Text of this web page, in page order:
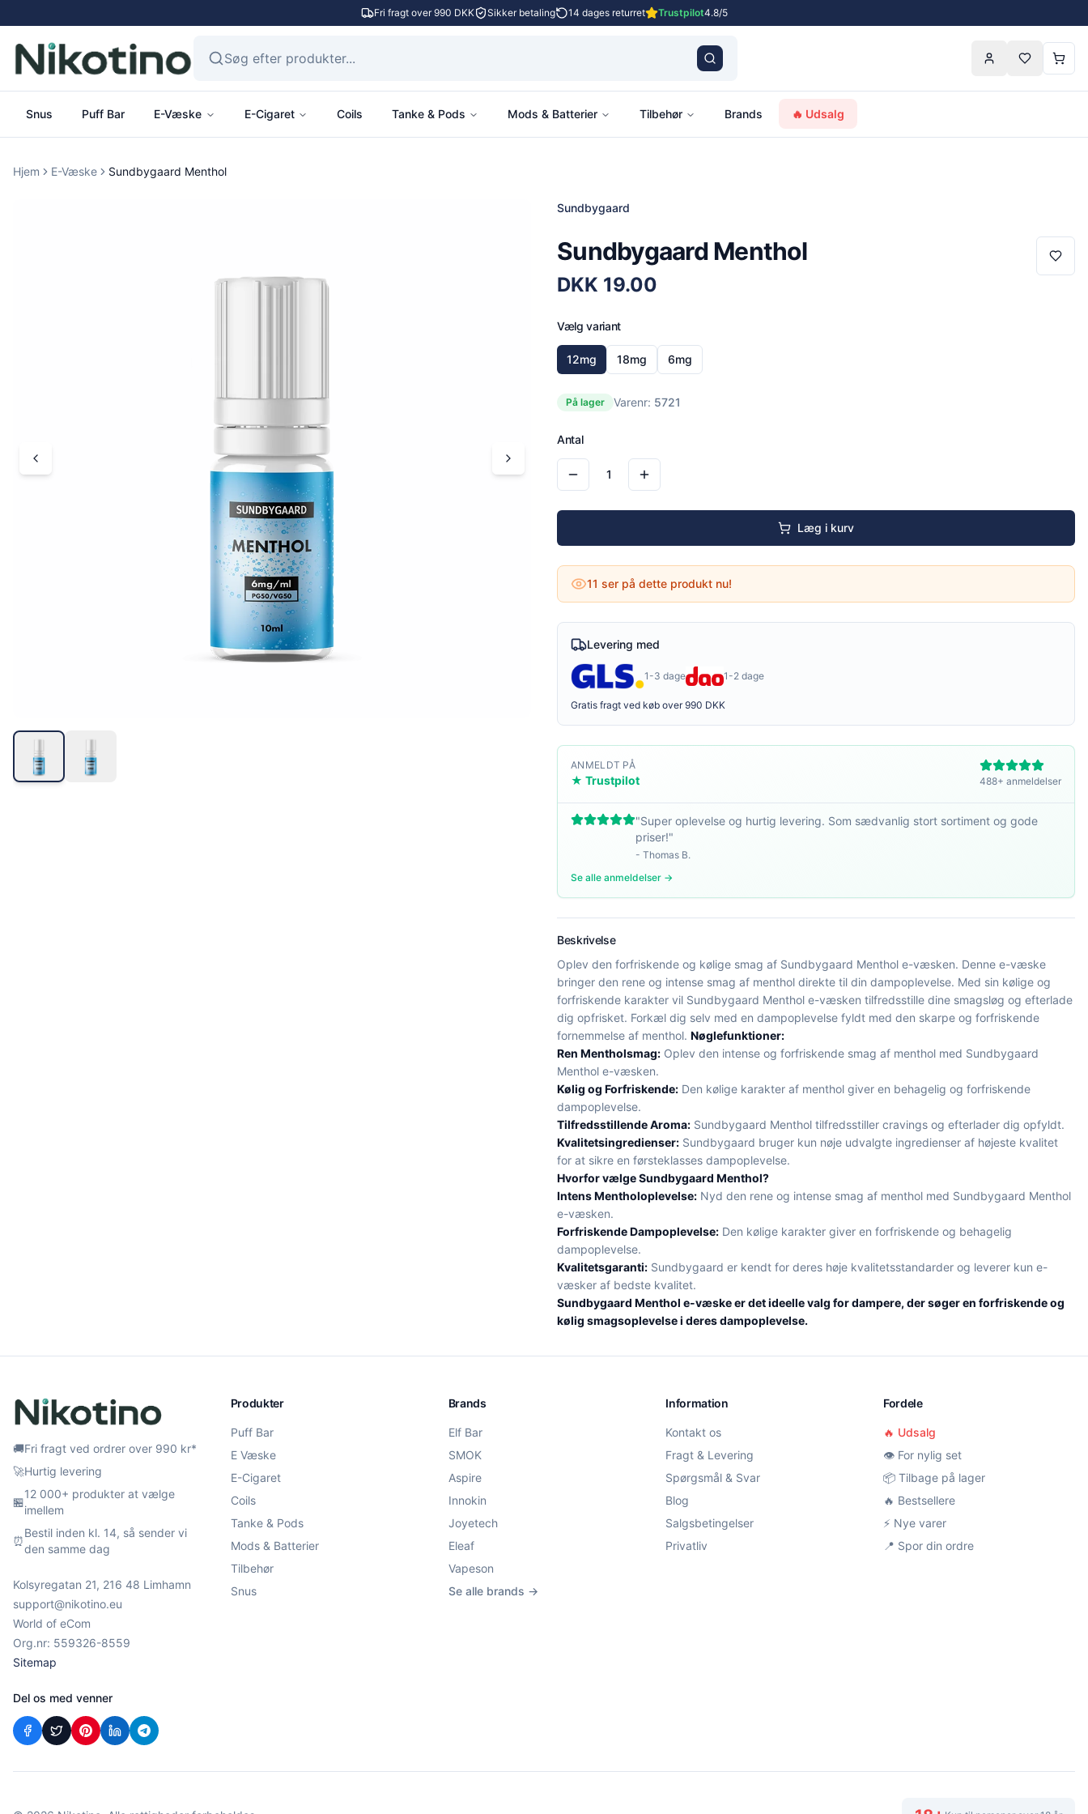
Fri fragt over 990 DKK Sikker betaling 14 dages returret Trustpilot4.8/5
Snus Puff Bar E-Væske E-Cigaret Coils Tanke & Pods Mods & Batterier Tilbehør Brands 🔥 Udsalg
Hjem E-Væske Sundbygaard Menthol
Sundbygaard
Sundbygaard Menthol
DKK 19.00
Vælg variant
12mg 18mg 6mg
På lager Varenr: 5721
Antal
1
Læg i kurv
11 ser på dette produkt nu!
Levering med
1-3 dage 1-2 dage
Gratis fragt ved køb over 990 DKK
ANMELDT PÅ
★ Trustpilot 488+ anmeldelser
"Super oplevelse og hurtig levering. Som sædvanlig stort sortiment og gode
priser!"
- Thomas B.
Se alle anmeldelser →
Beskrivelse
Oplev den forfriskende og kølige smag af Sundbygaard Menthol e-væsken. Denne e-væske
bringer den rene og intense smag af menthol direkte til din dampoplevelse. Med sin kølige og
forfriskende karakter vil Sundbygaard Menthol e-væsken tilfredsstille dine smagsløg og efterlade
dig opfrisket. Forkæl dig selv med en dampoplevelse fyldt med den skarpe og forfriskende
fornemmelse af menthol. Nøglefunktioner:
Ren Mentholsmag: Oplev den intense og forfriskende smag af menthol med Sundbygaard
Menthol e-væsken.
Kølig og Forfriskende: Den kølige karakter af menthol giver en behagelig og forfriskende
dampoplevelse.
Tilfredsstillende Aroma: Sundbygaard Menthol tilfredsstiller cravings og efterlader dig opfyldt.
Kvalitetsingredienser: Sundbygaard bruger kun nøje udvalgte ingredienser af højeste kvalitet
for at sikre en førsteklasses dampoplevelse.
Hvorfor vælge Sundbygaard Menthol?
Intens Mentholoplevelse: Nyd den rene og intense smag af menthol med Sundbygaard Menthol
e-væsken.
Forfriskende Dampoplevelse: Den kølige karakter giver en forfriskende og behagelig
dampoplevelse.
Kvalitetsgaranti: Sundbygaard er kendt for deres høje kvalitetsstandarder og leverer kun e-
væsker af bedste kvalitet.
Sundbygaard Menthol e-væske er det ideelle valg for dampere, der søger en forfriskende og
kølig smagsoplevelse i deres dampoplevelse.
🚚Fri fragt ved ordrer over 990 kr*
🚀Hurtig levering
🏪
12 000+ produkter at vælge
imellem
⏰
Bestil inden kl. 14, så sender vi
den samme dag
Kolsyregatan 21, 216 48 Limhamn
support@nikotino.eu
World of eCom
Org.nr: 559326-8559
Sitemap
Del os med venner
Produkter
Puff Bar
E Væske
E-Cigaret
Coils
Tanke & Pods
Mods & Batterier
Tilbehør
Snus
Brands
Elf Bar
SMOK
Aspire
Innokin
Joyetech
Eleaf
Vapeson
Se alle brands →
Information
Kontakt os
Fragt & Levering
Spørgsmål & Svar
Blog
Salgsbetingelser
Privatliv
Fordele
🔥 Udsalg
👁️ For nylig set
📦 Tilbage på lager
🔥 Bestsellere
⚡ Nye varer
📍 Spor din ordre